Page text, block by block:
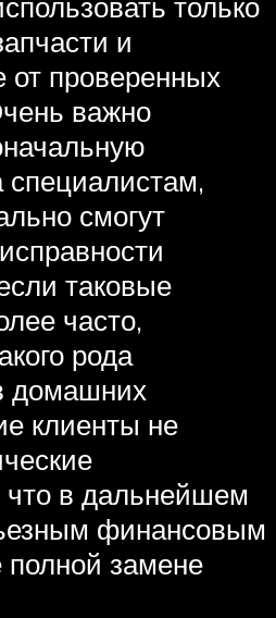
и
проверенных
важно
специалистам,
смогут
таковые
часто,
рода
домашних
клиенты не
что в дальнейшем
финансовым
замене